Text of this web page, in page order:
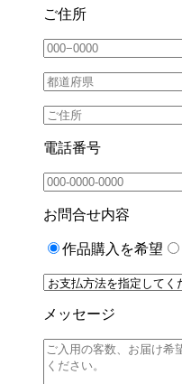
ご住所
電話番号
お問合せ内容
作品購入を希望
メッセージ